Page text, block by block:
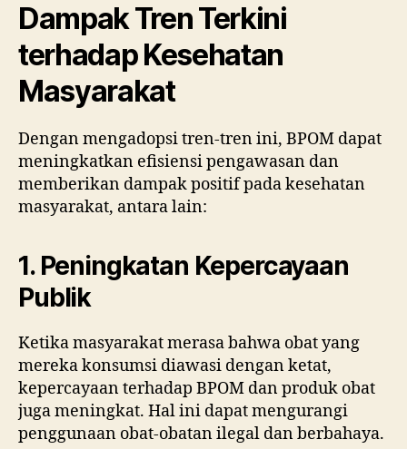
Dampak Tren Terkini
terhadap Kesehatan
Masyarakat
Dengan mengadopsi tren-tren ini, BPOM dapat
meningkatkan efisiensi pengawasan dan
memberikan dampak positif pada kesehatan
masyarakat, antara lain:
1. Peningkatan Kepercayaan
Publik
Ketika masyarakat merasa bahwa obat yang
mereka konsumsi diawasi dengan ketat,
kepercayaan terhadap BPOM dan produk obat
juga meningkat. Hal ini dapat mengurangi
penggunaan obat-obatan ilegal dan berbahaya.